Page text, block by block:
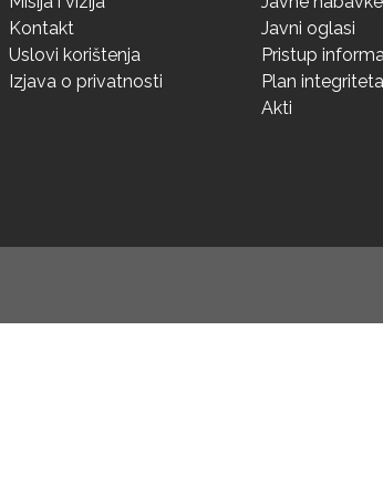
Kontakt
Uslovi korištenja
Izjava o privatnosti
Javni oglasi
Pristup
Plan integriteta
Akti